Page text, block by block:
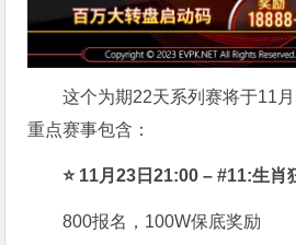
这个为期22天系列赛将于11
重点赛事包含：
⭐ 11月23日21:00 – #11:生肖
800报名，100W保底奖励